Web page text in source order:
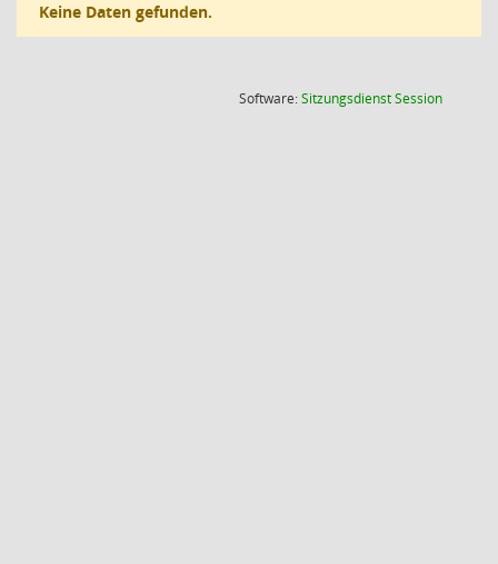
Keine Daten gefunden.
Software:SitzungsdienstSession(Wird in